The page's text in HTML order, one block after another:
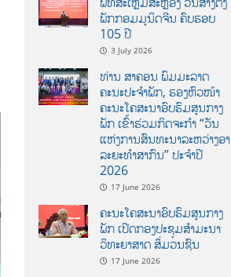
ພັກກອມມູນິດຈີນ ຄົບຮອບ
105 ປີ
3 July 2026
ທ່ານ ສາຄອນ ພົມມະລາດ
ຄະນະປະຈໍາພັກ, ຮອງຫົວໜ້າ
ຄະນະໂຄສະນາອົບຮົມສູນກາງ
ພັກ ເຂົ້າຮ່ວມກິດຈະກຳ “ວັນ
ແຫ່ງການສົນທະນາລະຫວ່າງອາ
ລະຍະທຳສາກົນ” ປະຈຳປີ
2026
17 June 2026
ຄະນະໂຄສະນາອົບຮົມສູນກາງ
ພັກ ເປີດກອງປະຊຸມສຳມະນາ
ວິທະຍາສາດ ສຶ່ມວນຊົນ
17 June 2026